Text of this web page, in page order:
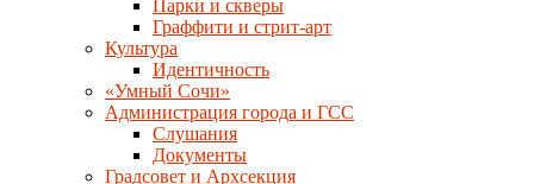
Парки и скверы
Граффити и стрит-арт
Культура
Идентичность
«Умный Сочи»
Администрация города и ГСС
Слушания
Документы
Градсовет и Архсекция